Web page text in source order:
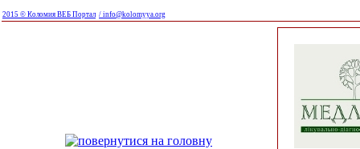
2015 © Коломия ВЕБ Портал / info@kolomyya.org